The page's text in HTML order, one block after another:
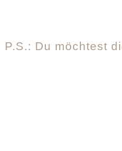
P.S.: Du möchtest